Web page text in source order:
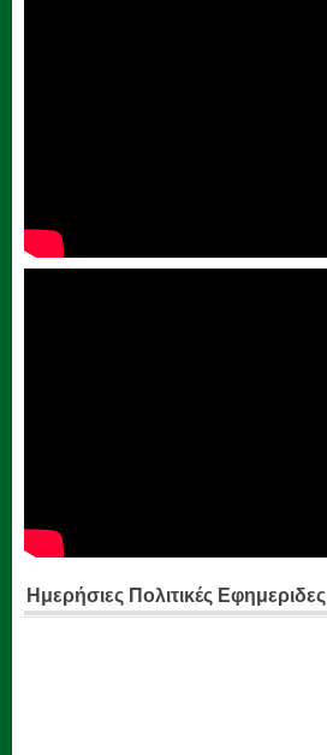
Ημερήσιες Πολιτικές Εφημεριδες